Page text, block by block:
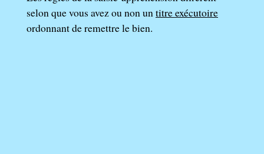
selon que vous avez ou non untitre exécutoire
ordonnant de remettre le bien.